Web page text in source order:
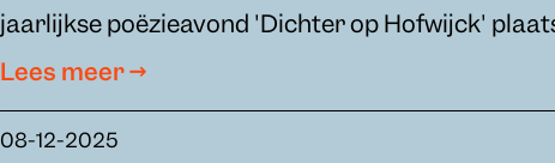
jaarlijkse poëzieavond 'Dichter op Hofwijck'
Lees meer →
08-12-2025